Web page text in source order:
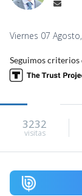
Viernes 07
Seguimos criterios
3232
visitas